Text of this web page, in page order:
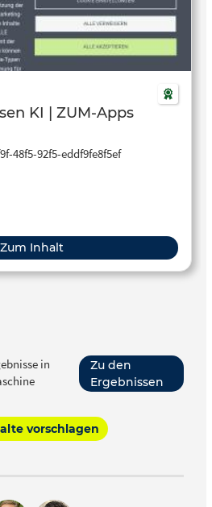
KI | ZUM-Apps
48f5-92f5-eddf9fe8f5ef
Zum Inhalt
in
Zu den
Ergebnissen
vorschlagen